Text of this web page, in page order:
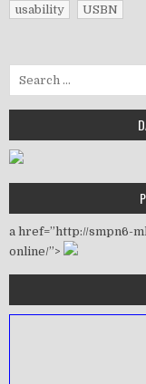
usability
USBN
a href=”http://smpn6-
online/”>